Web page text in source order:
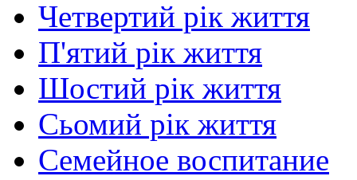
Четвертий рік життя
П'ятий рік життя
Шостий рік життя
Сьомий рік життя
Семейное воспитание